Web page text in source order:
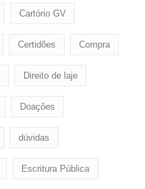
Cartório GV
Certidões Compra
Direito de laje
Doaçôes
dúvidas
Escritura Pública